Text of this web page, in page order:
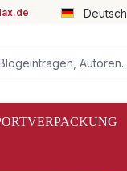
Deutsch